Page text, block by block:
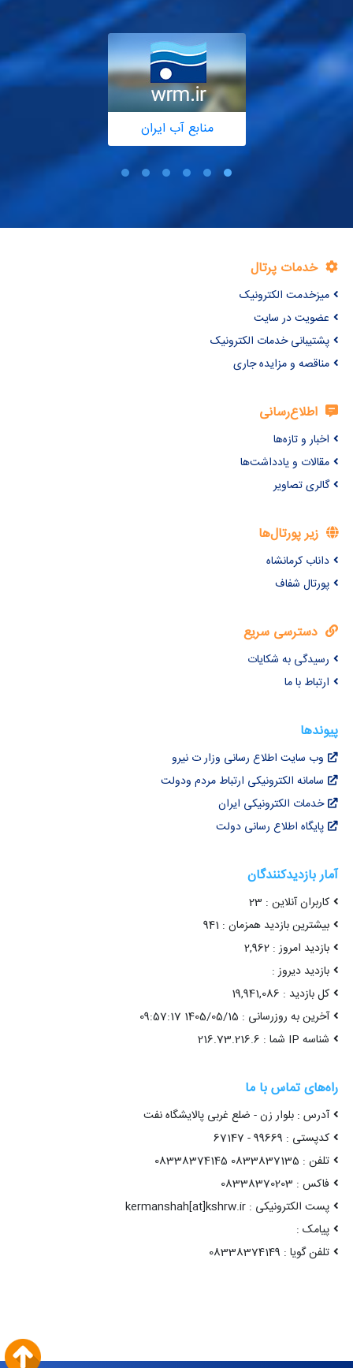
منابع آب ایران
خدمات پرتال
میزخدمت الکترونیک
عضویت در سایت
پشتیبانی خدمات الکترونیک
مناقصه و مزایده جاری
اطلاع‌رسانی
اخبار و تازه‌ها
مقالات و یادداشت‌ها
گالری تصاویر
زیر پورتال‌ها
داناب کرمانشاه
پورتال شفاف
دسترسی سریع
رسیدگی به شکایات
ارتباط با ما
پیوندها
وب سایت اطلاع رسانی وزار ت نیرو
سامانه الکترونیکی ارتباط مردم ودولت
خدمات الکترونیکی ایران
پایگاه اطلاع رسانی دولت
آمار بازدیدکنندگان
کاربران آنلاین : 23
بیشترین بازدید همزمان : 941
بازدید امروز : 2,962
بازدید دیروز :
کل بازدید : 19,941,086
آخرین به روزرسانی : 1405/05/15 09:57:17
شناسه IP شما : 216.73.216.6
راه‌های تماس با ما
آدرس : بلوار زن - ضلع غربی پالایشگاه نفت
کدپستی : 99669 - 67147
تلفن : 0833837135 08338374145
فاکس : 08338370203
پست الکترونیکی : kermanshah[at]kshrw.ir
پیامک :
تلفن گویا : 08338374149